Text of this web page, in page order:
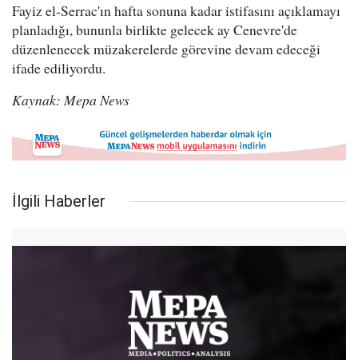
Fayiz el-Serrac'ın hafta sonuna kadar istifasını açıklamayı
planladığı, bununla birlikte gelecek ay Cenevre'de
düzenlenecek müzakerelerde görevine devam edeceği
ifade ediliyordu.
Kaynak: Mepa News
İlgili Haberler